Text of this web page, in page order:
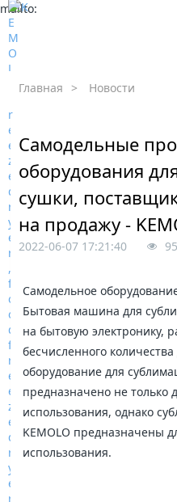
mailto:
Главная > Новости
Самодельные
оборудования
сушки,
на продажу -
2022-06-07 17:21:40 95
Самодельное
Бытовая машина для
на бытовую электронику,
бесчисленного
оборудование для
предназначено не только
использования, однако
KEMOLO предназначены
использования.